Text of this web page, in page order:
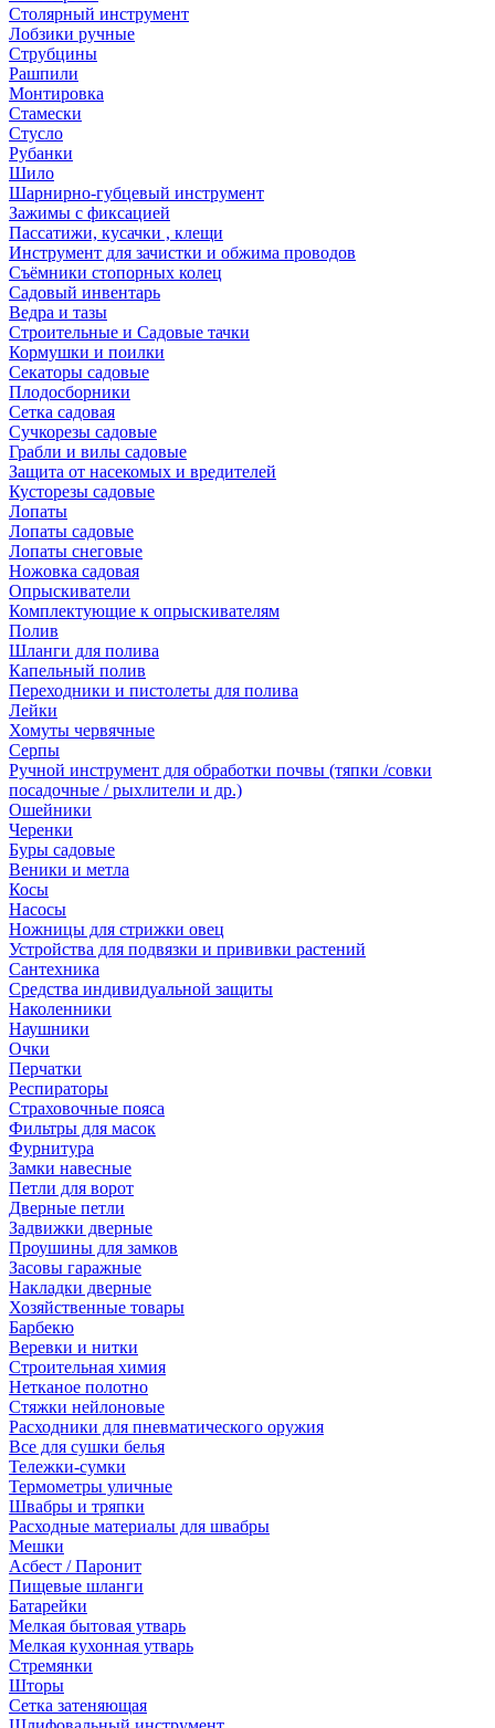
Столярный инструмент
Лобзики ручные
Струбцины
Рашпили
Монтировка
Стамески
Стусло
Рубанки
Шило
Шарнирно-губцевый инструмент
Зажимы с фиксацией
Пассатижи, кусачки , клещи
Инструмент для зачистки и обжима проводов
Съёмники стопорных колец
Садовый инвентарь
Ведра и тазы
Строительные и Садовые тачки
Кормушки и поилки
Секаторы садовые
Плодосборники
Сетка садовая
Сучкорезы садовые
Грабли и вилы садовые
Защита от насекомых и вредителей
Кусторезы садовые
Лопаты
Лопаты садовые
Лопаты снеговые
Ножовка садовая
Опрыскиватели
Комплектующие к опрыскивателям
Полив
Шланги для полива
Капельный полив
Переходники и пистолеты для полива
Лейки
Хомуты червячные
Серпы
Ручной инструмент для обработки почвы (тяпки /совки
посадочные / рыхлители и др.)
Ошейники
Черенки
Буры садовые
Веники и метла
Косы
Насосы
Ножницы для стрижки овец
Устройства для подвязки и прививки растений
Сантехника
Средства индивидуальной защиты
Наколенники
Наушники
Очки
Перчатки
Респираторы
Страховочные пояса
Фильтры для масок
Фурнитура
Замки навесные
Петли для ворот
Дверные петли
Задвижки дверные
Проушины для замков
Засовы гаражные
Накладки дверные
Хозяйственные товары
Барбекю
Веревки и нитки
Строительная химия
Нетканое полотно
Стяжки нейлоновые
Расходники для пневматического оружия
Все для сушки белья
Тележки-сумки
Термометры уличные
Швабры и тряпки
Расходные материалы для швабры
Мешки
Асбест / Паронит
Пищевые шланги
Батарейки
Мелкая бытовая утварь
Мелкая кухонная утварь
Стремянки
Шторы
Сетка затеняющая